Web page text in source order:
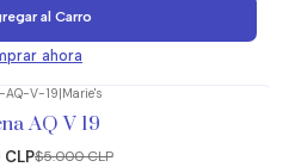
al Carro
ahora
AQ-V-19 Marie's
AQ V 19
$5.000 CLP